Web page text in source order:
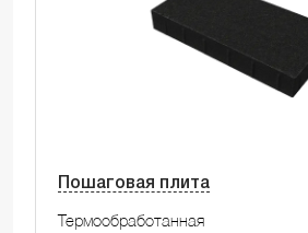
Пошаговая плита
Термообработанная